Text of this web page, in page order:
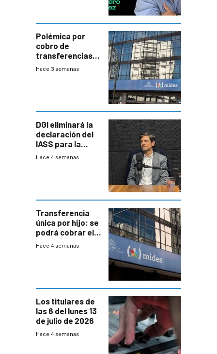
Polémica por
cobro de
transferencias
del Mides en
Hace 3 semanas
DGI eliminará la
declaración del
IASS para la
mayoría de los
Hace 4 semanas
Transferencia
única por hijo: se
podrá cobrar el
100% en efectivo
Hace 4 semanas
Los titulares de
las 6 del lunes 13
de julio de 2026
Hace 4 semanas